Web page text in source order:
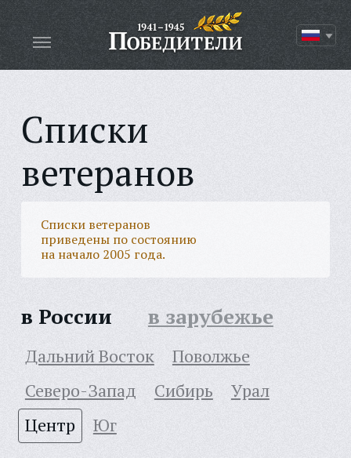
Списки
ветеранов
Списки ветеранов
приведены по состоянию
на начало 2005 года.
в России в зарубежье
Дальний Восток
Поволжье
Северо-Запад
Сибирь
Урал
Центр
Юг